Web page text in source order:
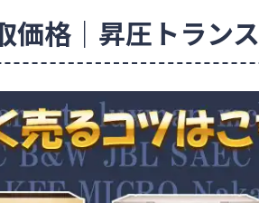
格｜昇圧トランス